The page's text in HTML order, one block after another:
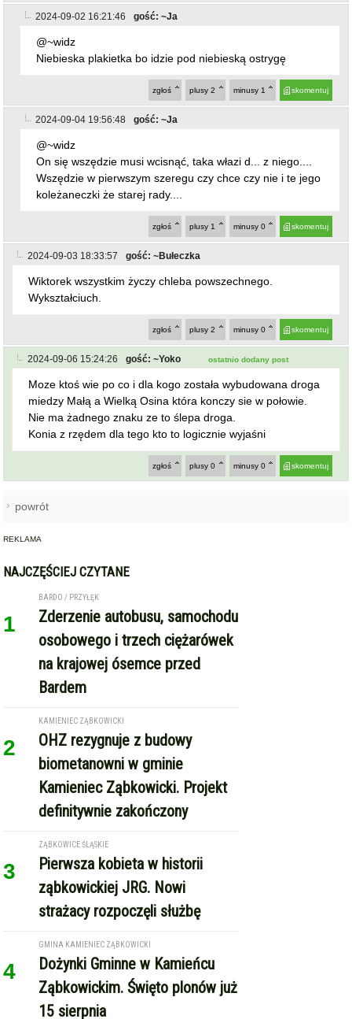
2024-09-02 16:21:46 gość: ~Ja
@~widz
Niebieska plakietka bo idzie pod niebieską ostrygę
skomentuj
minusy 1
plusy 2
zgłoś
2024-09-04 19:56:48 gość: ~Ja
@~widz
On się wszędzie musi wcisnąć, taka włazi d... z niego....
Wszędzie w pierwszym szeregu czy chce czy nie i te jego
koleżaneczki że starej rady....
skomentuj
minusy 0
plusy 1
zgłoś
2024-09-03 18:33:57 gość: ~Bułeczka
Wiktorek wszystkim życzy chleba powszechnego.
Wykształciuch.
skomentuj
minusy 0
plusy 2
zgłoś
2024-09-06 15:24:26 gość: ~Yoko ostatnio dodany post
Moze ktoś wie po co i dla kogo została wybudowana droga
miedzy Małą a Wielką Osina która konczy sie w połowie.
Nie ma żadnego znaku ze to ślepa droga.
Konia z rzędem dla tego kto to logicznie wyjaśni
skomentuj
minusy 0
plusy 0
zgłoś
powrót
REKLAMA
NAJCZĘŚCIEJ CZYTANE
1
BARDO / PRZYŁĘK
Zderzenie autobusu, samochodu
osobowego i trzech ciężarówek
na krajowej ósemce przed
Bardem
2
KAMIENIEC ZĄBKOWICKI
OHZ rezygnuje z budowy
biometanowni w gminie
Kamieniec Ząbkowicki. Projekt
definitywnie zakończony
3
ZĄBKOWICE ŚLĄSKIE
Pierwsza kobieta w historii
ząbkowickiej JRG. Nowi
strażacy rozpoczęli służbę
4
GMINA KAMIENIEC ZĄBKOWICKI
Dożynki Gminne w Kamieńcu
Ząbkowickim. Święto plonów już
15 sierpnia